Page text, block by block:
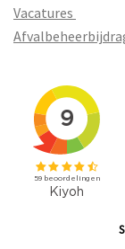
Vacatures